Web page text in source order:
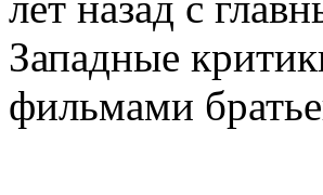
Западные
фильмами